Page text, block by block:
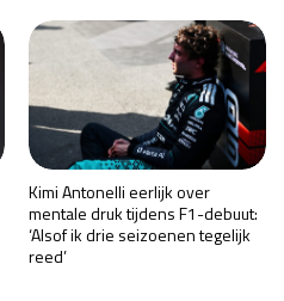
Kimi Antonelli eerlijk over
mentale druk tijdens F1-debuut:
‘Alsof ik drie seizoenen tegelijk
reed’